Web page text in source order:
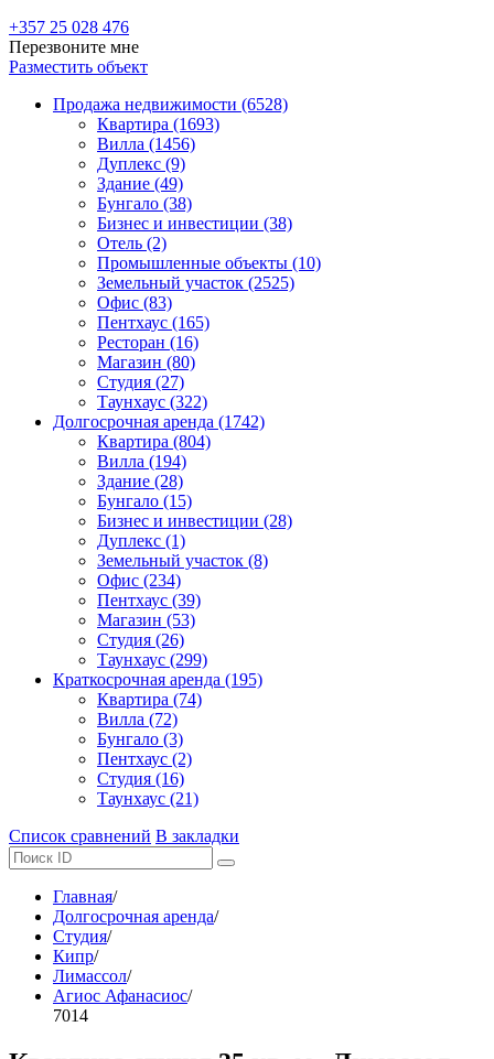
+357 25 028 476
Перезвоните мне
Разместить объект
Продажа недвижимости (6528)
Квартира (1693)
Вилла (1456)
Дуплекс (9)
Здание (49)
Бунгало (38)
Бизнес и инвестиции (38)
Отель (2)
Промышленные объекты (10)
Земельный участок (2525)
Офис (83)
Пентхаус (165)
Ресторан (16)
Магазин (80)
Студия (27)
Таунхаус (322)
Долгосрочная аренда (1742)
Квартира (804)
Вилла (194)
Здание (28)
Бунгало (15)
Бизнес и инвестиции (28)
Дуплекс (1)
Земельный участок (8)
Офис (234)
Пентхаус (39)
Магазин (53)
Студия (26)
Таунхаус (299)
Краткосрочная аренда (195)
Квартира (74)
Вилла (72)
Бунгало (3)
Пентхаус (2)
Студия (16)
Таунхаус (21)
Список сравнений В закладки
Главная/
Долгосрочная аренда/
Студия/
Кипр/
Лимассол/
Агиос Афанасиос/
7014